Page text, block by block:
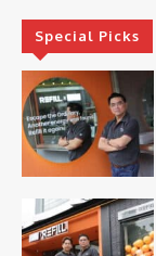
Special Picks